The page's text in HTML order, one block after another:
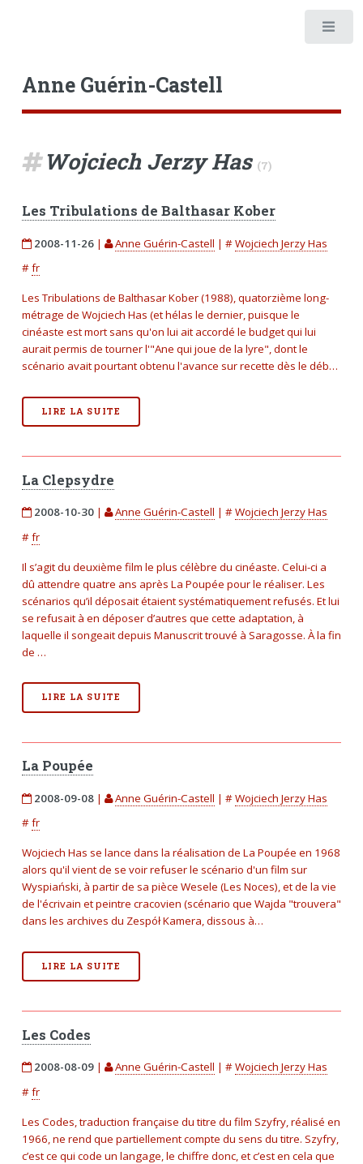
Anne Guérin-Castell
Wojciech Jerzy Has (7)
Les Tribulations de Balthasar Kober
2008-11-26| Anne Guérin-Castell | #Wojciech Jerzy Has
#fr
Les Tribulations de Balthasar Kober (1988), quatorzième long-
métrage de Wojciech Has (et hélas le dernier, puisque le
cinéaste est mort sans qu'on lui ait accordé le budget qui lui
aurait permis de tourner l'"Ane qui joue de la lyre", dont le
scénario avait pourtant obtenu l'avance sur recette dès le déb…
LIRE LA SUITE
La Clepsydre
2008-10-30| Anne Guérin-Castell | #Wojciech Jerzy Has
#fr
Il s’agit du deuxième film le plus célèbre du cinéaste. Celui-ci a
dû attendre quatre ans après La Poupée pour le réaliser. Les
scénarios qu’il déposait étaient systématiquement refusés. Et lui
se refusait à en déposer d’autres que cette adaptation, à
laquelle il songeait depuis Manuscrit trouvé à Saragosse. À la fin
de …
LIRE LA SUITE
La Poupée
2008-09-08| Anne Guérin-Castell | #Wojciech Jerzy Has
#fr
Wojciech Has se lance dans la réalisation de La Poupée en 1968
alors qu'il vient de se voir refuser le scénario d'un film sur
Wyspiański, à partir de sa pièce Wesele (Les Noces), et de la vie
de l'écrivain et peintre cracovien (scénario que Wajda "trouvera"
dans les archives du Zespół Kamera, dissous à…
LIRE LA SUITE
Les Codes
2008-08-09| Anne Guérin-Castell | #Wojciech Jerzy Has
#fr
Les Codes, traduction française du titre du film Szyfry, réalisé en
1966, ne rend que partiellement compte du sens du titre. Szyfry,
c’est ce qui code un langage, le chiffre donc, et c’est en cela que